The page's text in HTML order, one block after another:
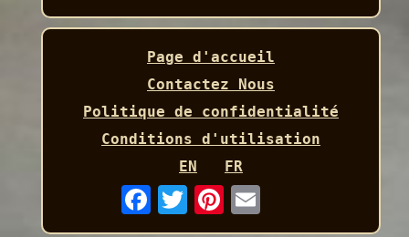
Page d'accueil
Contactez Nous
Politique de confidentialité
Conditions d'utilisation
EN
FR